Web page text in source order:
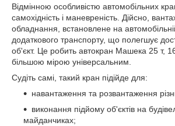
Відмінною особливістю автомобільних
самохідність і маневреність. Дійсно,
обладнання, встановлене на
додаткового транспорту, що полегшує
об'єкт. Це робить автокран Машека 25 т,
більшою мірою універсальним.
Судіть самі, такий кран підійде для:
навантаження та розвантаження
виконання підйому об'єктів на
майданчиках;